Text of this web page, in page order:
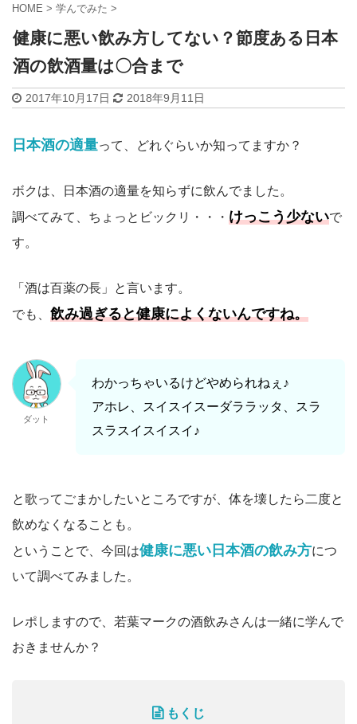
HOME > 学んでみた >
健康に悪い飲み方してない？節度ある日本
酒の飲酒量は〇合まで
2017年10月17日 2018年9月11日
日本酒の適量って、どれぐらいか知ってますか？
ボクは、日本酒の適量を知らずに飲んでました。
調べてみて、ちょっとビックリ・・・ けっこう少ないで
す。
「酒は百薬の長」と言います。
でも、 飲み過ぎると健康によくないんですね。
ダット
わかっちゃいるけどやめられねぇ♪
アホレ、スイスイスーダララッタ、スラ
スラスイスイスイ♪
と歌ってごまかしたいところですが、体を壊したら二度と
飲めなくなることも。
ということで、今回は健康に悪い日本酒の飲み方につ
いて調べてみました。
レポしますので、若葉マークの酒飲みさんは一緒に学んで
おきませんか？
もくじ